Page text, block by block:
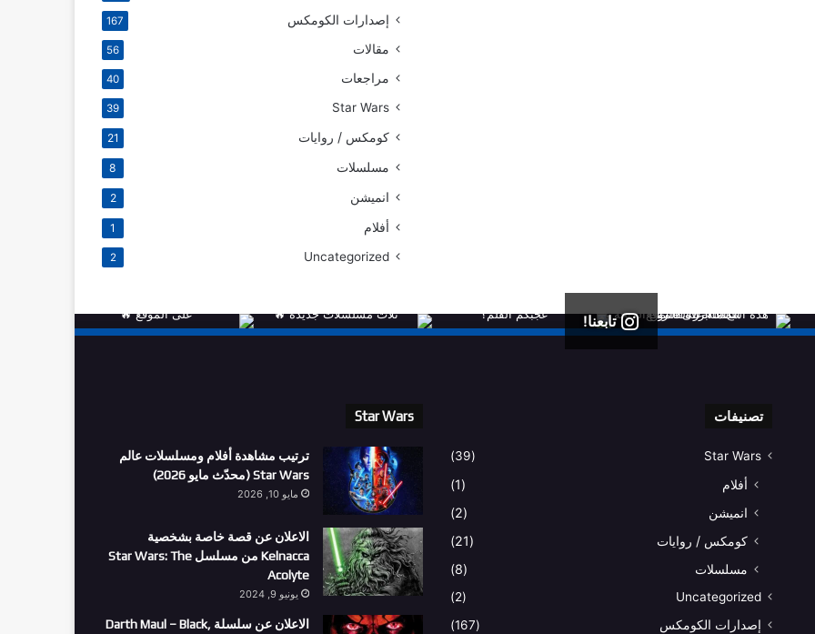
إصدارات الكومكس 167
مقالات 56
مراجعات 40
Star Wars
39
كومكس / روايات 21
مسلسلات 8
انميشن 2
أفلام 1
Uncategorized
2
تابعنا!
تصنيفات
Star Wars
(39)
أفلام
(1)
انميشن
(2)
كومكس / روايات
(21)
مسلسلات
(8)
Uncategorized
(2)
إصدارات الكومكس
(167)
Star Wars
ترتيب مشاهدة أفلام ومسلسلات عالم
Star Wars (محدّث مايو 2026)
مايو 10, 2026
الاعلان عن قصة خاصة بشخصية
Kelnacca من مسلسل Star Wars: The
Acolyte
يونيو 9, 2024
الاعلان عن سلسلة Darth Maul – Black,